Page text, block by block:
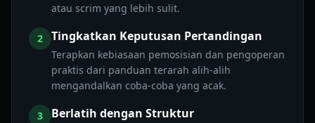
atau scrim yang lebih sulit.
2 Tingkatkan Keputusan Pertandingan
Terapkan kebiasaan pemosisian dan pengoperan
praktis dari panduan terarah alih-alih
mengandalkan coba-coba yang acak.
3 Berlatih dengan Struktur